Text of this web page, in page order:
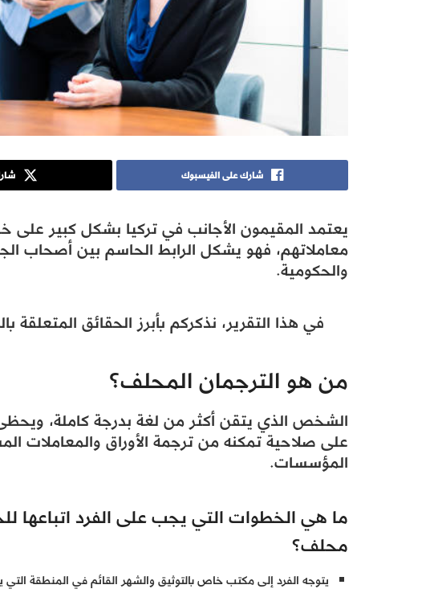
شارك على الفيسبوك
يعتمد المقيمون الأجانب في تركيا بشكل كبير على
معاملاتهم، فهو يشكل الرابط الحاسم بين أصحاب
والحكومية.
في هذا التقرير، نذكركم بأبرز الحقائق المتعلقة
من هو الترجمان المحلف؟
الشخص الذي يتقن أكثر من لغة بدرجة كاملة،
على صلاحية تمكنه من ترجمة الأوراق والمعاملات
المؤسسات.
ما هي الخطوات التي يجب على الفرد
محلف؟
يتوجه الفرد إلى مكتب خاص بالتوثيق والشهر القائم في المنطقة